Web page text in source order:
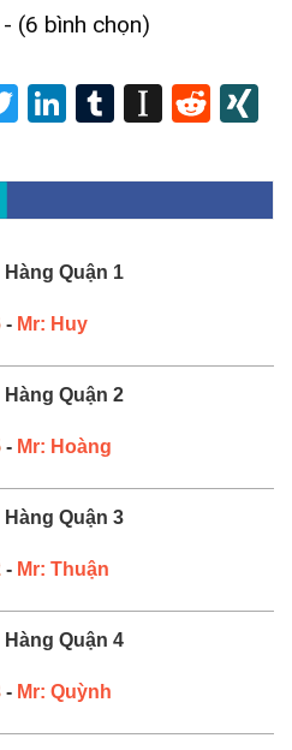
(6 bình chọn)
TwitterLinkedIn
Tumblr
Quận 1
- Mr: Huy
Quận 2
- Mr: Hoàng
Quận 3
- Mr: Thuận
Quận 4
- Mr: Quỳnh